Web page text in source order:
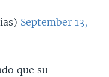
September 13,
que su